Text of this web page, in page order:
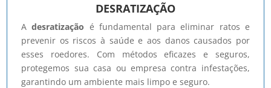
DESRATIZAÇÃO
Adesratização é fundamental para eliminar ratos e
prevenir os riscos à saúde e aos danos causados por
esses roedores. Com métodos eficazes e seguros,
protegemos sua casa ou empresa contra infestações,
garantindo um ambiente mais limpo e seguro.